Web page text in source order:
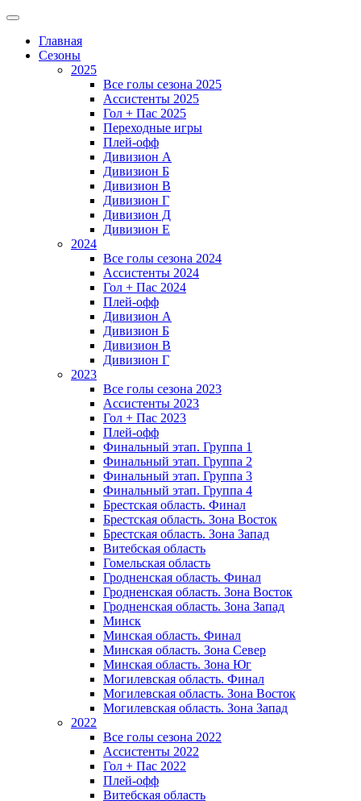
Главная
Сезоны
2025
Все голы сезона 2025
Ассистенты 2025
Гол + Пас 2025
Переходные игры
Плей-офф
Дивизион A
Дивизион Б
Дивизион В
Дивизион Г
Дивизион Д
Дивизион Е
2024
Все голы сезона 2024
Ассистенты 2024
Гол + Пас 2024
Плей-офф
Дивизион A
Дивизион Б
Дивизион В
Дивизион Г
2023
Все голы сезона 2023
Ассистенты 2023
Гол + Пас 2023
Плей-офф
Финальный этап. Группа 1
Финальный этап. Группа 2
Финальный этап. Группа 3
Финальный этап. Группа 4
Брестская область. Финал
Брестская область. Зона Восток
Брестская область. Зона Запад
Витебская область
Гомельская область
Гродненская область. Финал
Гродненская область. Зона Восток
Гродненская область. Зона Запад
Минск
Минская область. Финал
Минская область. Зона Север
Минская область. Зона Юг
Могилевская область. Финал
Могилевская область. Зона Восток
Могилевская область. Зона Запад
2022
Все голы сезона 2022
Ассистенты 2022
Гол + Пас 2022
Плей-офф
Витебская область